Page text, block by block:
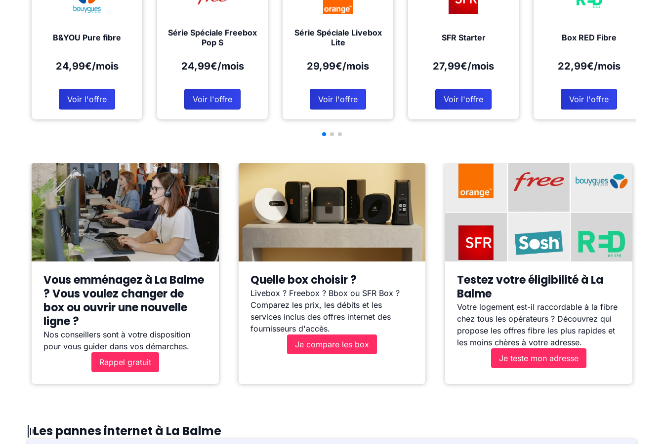
B&YOU Pure fibre
24,99€/mois
Voir l'offre
Série Spéciale Freebox
Pop S
24,99€/mois
Voir l'offre
Série Spéciale Livebox
Lite
29,99€/mois
Voir l'offre
SFR Starter
27,99€/mois
Voir l'offre
Box RED Fibre
22,99€/mois
Voir l'offre
Vous emménagez à La Balme
? Vous voulez changer de
box ou ouvrir une nouvelle
ligne ?
Nos conseillers sont à votre disposition
pour vous guider dans vos démarches.
Rappel gratuit
Quelle box choisir ?
Livebox ? Freebox ? Bbox ou SFR Box ?
Comparez les prix, les débits et les
services inclus des offres internet des
fournisseurs d'accès.
Je compare les box
Testez votre éligibilité à La
Balme
Votre logement est-il raccordable à la fibre
chez tous les opérateurs ? Découvrez qui
propose les offres fibre les plus rapides et
les moins chères à votre adresse.
Je teste mon adresse
Les pannes internet à La Balme